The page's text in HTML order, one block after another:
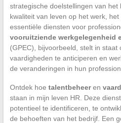
strategische doelstellingen van het
kwaliteit van leven op het werk,
essentiële diensten voor
vooruitziende werkgelegenheid
(GPEC), bijvoorbeeld, stelt in staat
vaardigheden te anticiperen en
de veranderingen in hun
Ontdek hoe talentbeheeren
staan in mijn leven HR. Deze
potentieel te identificeren, te
de behoeften van het bedrijf. Een